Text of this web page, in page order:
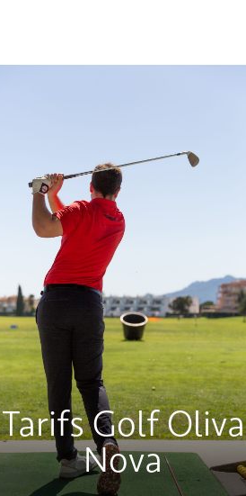
Tarifs Golf Oliva
Nova